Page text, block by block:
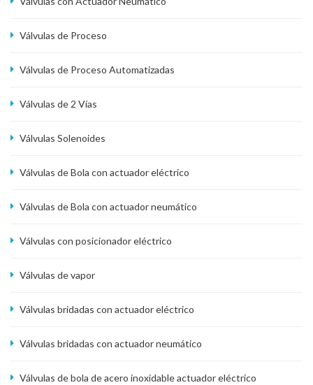
Válvulas de Proceso
Válvulas de Proceso Automatizadas
Válvulas de 2 Vías
Válvulas Solenoides
Válvulas de Bola con actuador eléctrico
Válvulas de Bola con actuador neumático
Válvulas con posicionador eléctrico
Válvulas de vapor
Válvulas bridadas con actuador eléctrico
Válvulas bridadas con actuador neumático
Válvulas de bola de acero inoxidable actuador eléctrico